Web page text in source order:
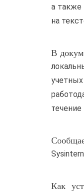
а также
на
В
Как